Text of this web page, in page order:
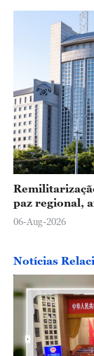
paz regional,
06-Aug-2026
Notícias